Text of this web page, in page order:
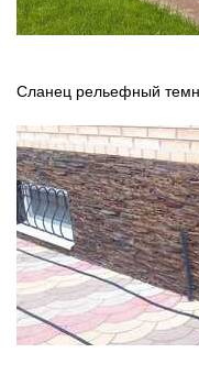
Сланец рельефный